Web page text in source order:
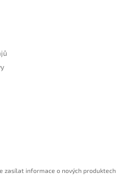
zasílat informace o nových produktech